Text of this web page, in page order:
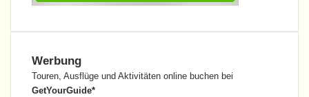
Werbung
Touren, Ausflüge und Aktivitäten online buchen bei
GetYourGuide*